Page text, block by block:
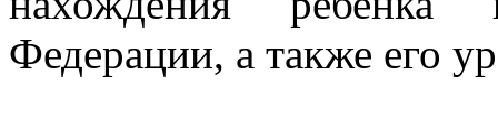
Федерации, а также его